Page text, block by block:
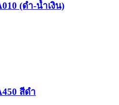
(ดำ-น้ำเงิน)
สีดำ